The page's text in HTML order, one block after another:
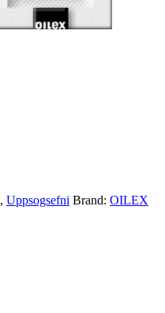
, Uppsogsefni Brand: OILEX